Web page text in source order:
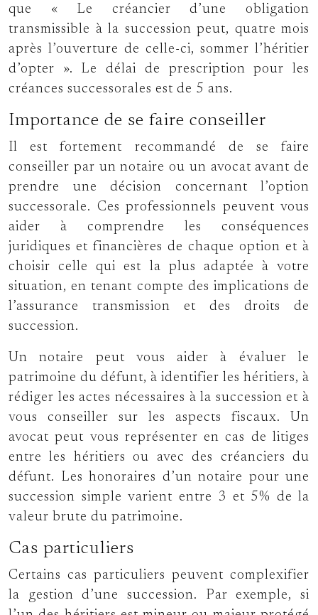
que « Le créancier d’une obligation
transmissible à la succession peut, quatre mois
après l’ouverture de celle-ci, sommer l’héritier
d’opter ». Le délai de prescription pour les
créances successorales est de 5 ans.
Importance de se faire conseiller
Il est fortement recommandé de se faire
conseiller par un notaire ou un avocat avant de
prendre une décision concernant l’option
successorale. Ces professionnels peuvent vous
aider à comprendre les conséquences
juridiques et financières de chaque option et à
choisir celle qui est la plus adaptée à votre
situation, en tenant compte des implications de
l’assurance transmission et des droits de
succession.
Un notaire peut vous aider à évaluer le
patrimoine du défunt, à identifier les héritiers, à
rédiger les actes nécessaires à la succession et à
vous conseiller sur les aspects fiscaux. Un
avocat peut vous représenter en cas de litiges
entre les héritiers ou avec des créanciers du
défunt. Les honoraires d’un notaire pour une
succession simple varient entre 3 et 5% de la
valeur brute du patrimoine.
Cas particuliers
Certains cas particuliers peuvent complexifier
la gestion d’une succession. Par exemple, si